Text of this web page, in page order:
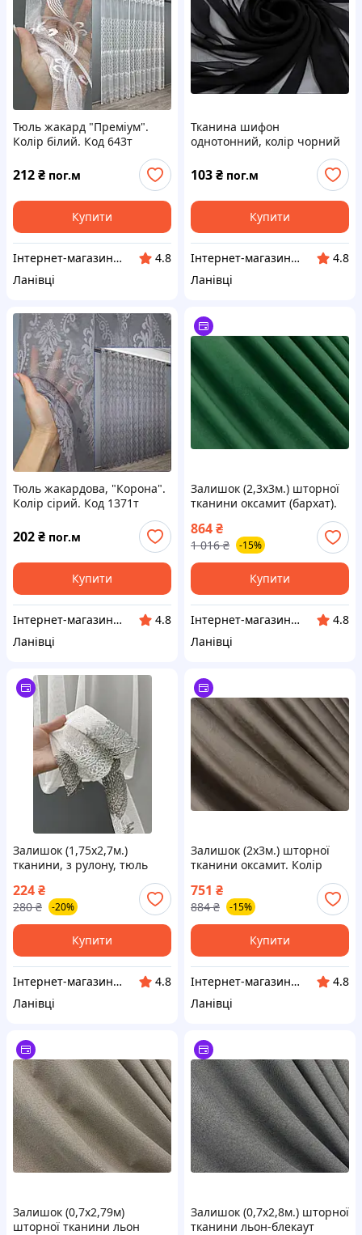
Тюль жакард "Преміум".
Колір білий. Код 643т
212₴ пог.м
Купити
Інтернет-магазин "VR-Textil"
4.8
Ланівці
Тканина шифон
однотонний, колір чорний
103₴ пог.м
Купити
Інтернет-магазин "VR-Textil"
4.8
Ланівці
Тюль жакардова, "Корона".
Колір сірий. Код 1371т
202₴ пог.м
Купити
Інтернет-магазин "VR-Textil"
4.8
Ланівці
Залишок (2,3х3м.) шторної
тканини оксамит (бархат).
Колір зелений. Код 1663ш
01-0007
864₴
1 016 ₴ -15%
Купити
Інтернет-магазин "VR-Textil"
4.8
Ланівці
Залишок (1,75х2,7м.)
тканини, з рулону, тюль
Колір молочний із сірим.
Код 1464ту 00-009
224₴
280 ₴ -20%
Купити
Інтернет-магазин "VR-Textil"
4.8
Ланівці
Залишок (2х3м.) шторної
тканини оксамит. Колір
какао. Код 1655ш 01-0010
751 ₴
884 ₴ -15%
Купити
Інтернет-магазин "VR-Textil"
4.8
Ланівці
Залишок (0,7х2,79м)
шторної тканини льон
Залишок (0,7х2,8м.) шторної
тканини льон-блекаут